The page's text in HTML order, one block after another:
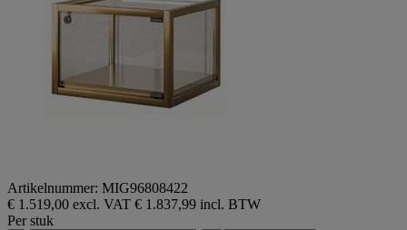
Artikelnummer: MIG96808422
€ 1.519,00 excl. VAT € 1.837,99 incl. BTW
Per stuk